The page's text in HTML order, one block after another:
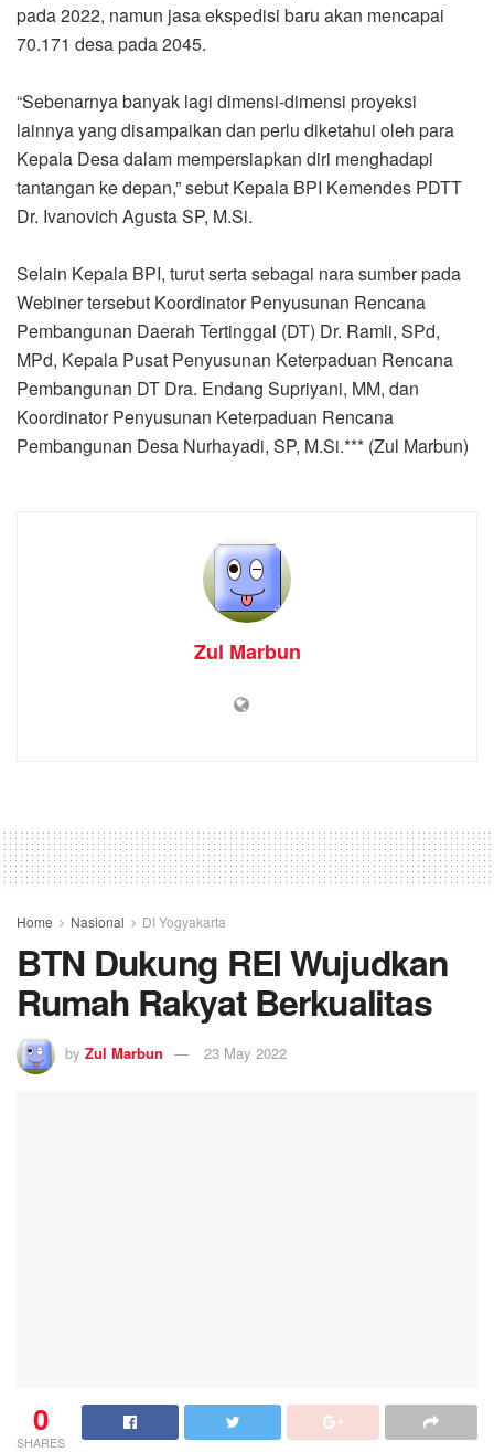
pada 2022, namun jasa ekspedisi baru akan mencapai
70.171 desa pada 2045.
“Sebenarnya banyak lagi dimensi-dimensi proyeksi
lainnya yang disampaikan dan perlu diketahui oleh para
Kepala Desa dalam mempersiapkan diri menghadapi
tantangan ke depan,” sebut Kepala BPI Kemendes PDTT
Dr. Ivanovich Agusta SP, M.Si.
Selain Kepala BPI, turut serta sebagai nara sumber pada
Webiner tersebut Koordinator Penyusunan Rencana
Pembangunan Daerah Tertinggal (DT) Dr. Ramli, SPd,
MPd, Kepala Pusat Penyusunan Keterpaduan Rencana
Pembangunan DT Dra. Endang Supriyani, MM, dan
Koordinator Penyusunan Keterpaduan Rencana
Pembangunan Desa Nurhayadi, SP, M.Si.*** (Zul Marbun)
Zul Marbun
Home Nasional DI Yogyakarta
BTN Dukung REI Wujudkan
Rumah Rakyat Berkualitas
by Zul Marbun 23 May 2022
0
SHARES